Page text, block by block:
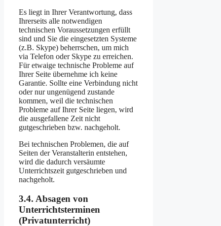
Es liegt in Ihrer Verantwortung, dass
Ihrerseits alle notwendigen
technischen Voraussetzungen erfüllt
sind und Sie die eingesetzten Systeme
(z.B. Skype) beherrschen, um mich
via Telefon oder Skype zu erreichen.
Für etwaige technische Probleme auf
Ihrer Seite übernehme ich keine
Garantie. Sollte eine Verbindung nicht
oder nur ungenügend zustande
kommen, weil die technischen
Probleme auf Ihrer Seite liegen, wird
die ausgefallene Zeit nicht
gutgeschrieben bzw. nachgeholt.
Bei technischen Problemen, die auf
Seiten der Veranstalterin entstehen,
wird die dadurch versäumte
Unterrichtszeit gutgeschrieben und
nachgeholt.
3.4. Absagen von
Unterrichtsterminen
(Privatunterricht)